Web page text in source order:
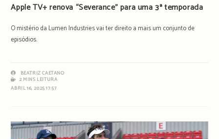
​Apple TV+ renova “Severance” para uma 3ª temporada
O mistério da Lumen Industries vai ter direito a mais um conjunto de
episódios.
BEATRIZ CAETANO
2 MINS LEITURA
ABRIL 16, 2025 17:57